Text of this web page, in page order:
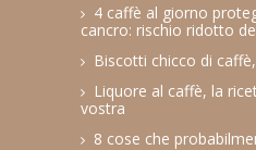
4 caffè al giorno
cancro: rischio ridotto
Biscotti chicco di
Liquore al caffè, la
vostra
8 cose che